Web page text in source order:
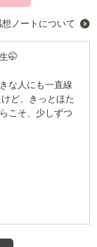
想ノートについて
🤭
な人にも一直線
ど、きっとほた
こそ、少しずつ